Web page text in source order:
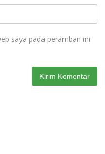
saya pada peramban ini